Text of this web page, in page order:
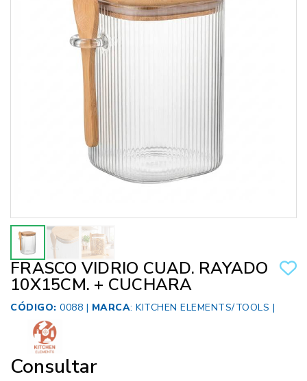
FRASCO VIDRIO CUAD. RAYADO
10X15CM. + CUCHARA
CÓDIGO: 0088 | MARCA: KITCHEN ELEMENTS/TOOLS |
Consultar